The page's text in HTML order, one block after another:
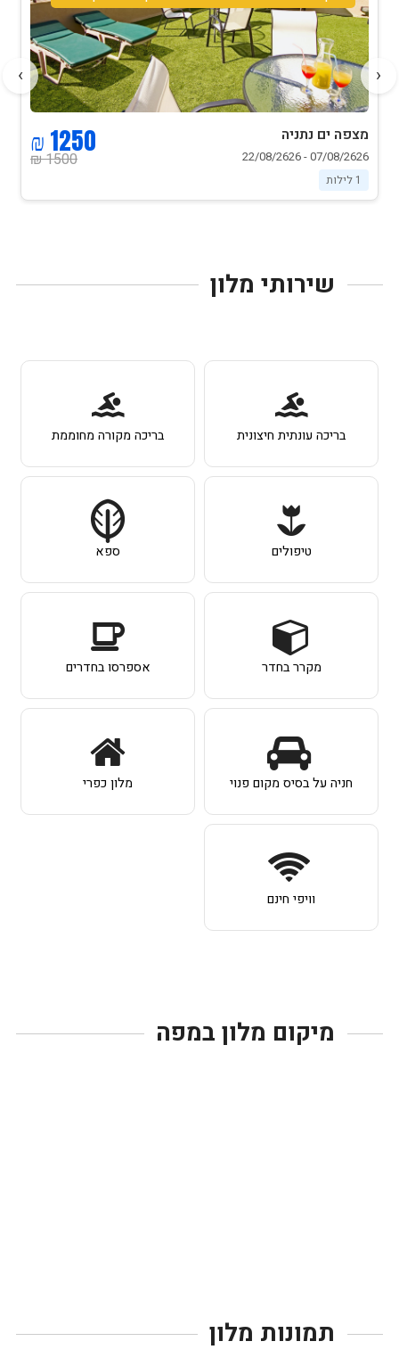
מצפה ים נתניה
07/08/2626 - 22/08/2626
1 לילות
1500 ₪
1250 ₪
‹
›
שירותי מלון
בריכה עונתית חיצונית בריכה מקורה מחוממת
טיפולים ספא
מקרר בחדר אספרסו בחדרים
חניה על בסיס מקום פנוי מלון כפרי
וויפי חינם
מיקום מלון במפה
תמונות מלון